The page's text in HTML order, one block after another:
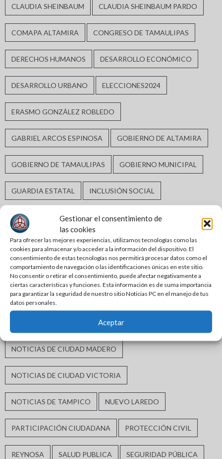
Gestionar el consentimiento de
las cookies
Para ofrecer las mejores experiencias, utilizamos tecnologías como las
cookies para almacenar y/o acceder a la información del dispositivo. El
consentimiento de estas tecnologías nos permitirá procesar datos como el
comportamiento de navegación o las identificaciones únicas en este sitio.
No consentir o retirar el consentimiento, puede afectar negativamente a
ciertas características y funciones. Esta información es de suma importancia
para garantizar la seguridad de nuestro sitio Noticias PC en el manejo de tus
datos personales.
Aceptar
CLAUDIA SHEINBAUM CLAUDIA SHEINBAUM PARDO
COMAPA ALTAMIRA CONGRESO DE TAMAULIPAS
DERECHOS HUMANOS DESARROLLO ECONÓMICO
DESARROLLO URBANO ELECCIONES2024
ERASMO GONZÁLEZ ROBLEDO
GABRIEL ARCOS ESPINOSA GOBIERNO DE ALTAMIRA
GOBIERNO DE TAMAULIPAS GOBIERNO MUNICIPAL
GUARDIA ESTATAL INCLUSIÓN SOCIAL
INFRAESTRUCTURA HIDRÁULICA
INFRAESTRUCTURA URBANA MATAMOROS
MORENA MÓNICA VILLARREAL ANAYA
NOTICIAS DE CIUDAD ALTAMIRA
NOTICIAS DE CIUDAD DE MÉXICO
NOTICIAS DE CIUDAD MADERO
NOTICIAS DE CIUDAD VICTORIA
NOTICIAS DE TAMPICO NUEVO LAREDO
PARTICIPACIÓN CIUDADANA PROTECCIÓN CIVIL
REYNOSA SALUD PUBLICA SEGURIDAD PÚBLICA